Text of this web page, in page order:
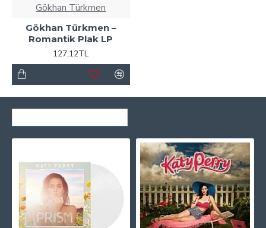
Gökhan Türkmen
Gökhan Türkmen –
Romantik Plak LP
127,12TL